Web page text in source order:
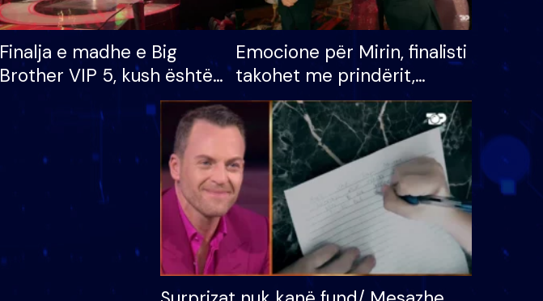
Finalja e madhe e Big
Brother VIP 5, kush është
banori i parë që lë shtëpinë
dhe humb mundësinë për
të fituar çmimin e madh
Emocione për Mirin, finalisti
takohet me prindërit,
vajzën dhe bashkëshorten:
S’kemi ndonjë letër divorci
apo jo?